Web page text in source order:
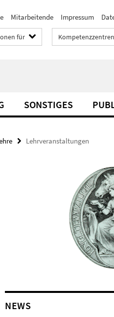
Mitarbeitende Impressum
für Kompetenzzentren
SONSTIGES
Lehrveranstaltungen
NEWS